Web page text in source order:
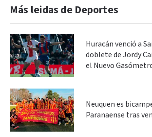
Más leidas de Deportes
Huracán venció a
doblete de Jordy
el Nuevo
Neuquen es
Paranaense tras